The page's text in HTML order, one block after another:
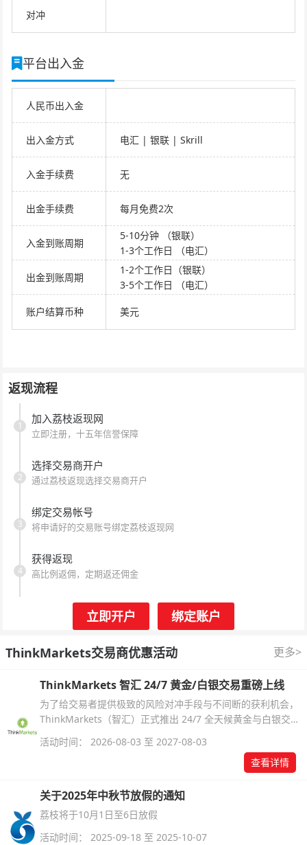
对冲
平台出入金
人民币出入金
出入金方式 电汇 | 银联 | Skrill
入金手续费 无
出金手续费 每月免费2次
入金到账周期
5-10分钟 （银联）
1-3个工作日 （电汇）
出金到账周期
1-2个工作日（银联）
3-5个工作日 （电汇）
账户结算币种 美元
返现流程
加入荔枝返现网
立即注册，十五年信誉保障
1
选择交易商开户
通过荔枝返现选择交易商开户
2
绑定交易帐号
将申请好的交易账号绑定荔枝返现网
3
获得返现
高比例返佣，定期返还佣金
4
立即开户 绑定账户
ThinkMarkets交易商优惠活动 更多>
ThinkMarkets 智汇 24/7 黄金/白银交易重磅上线
为了给交易者提供极致的风险对冲手段与不间断的获利机会，
ThinkMarkets（智汇）正式推出 24/7 全天候黄金与白银交
易！本文将为您详细拆解本次升级的核心交易品种、杠杆配
置、支持软件及交易细则。
活动时间： 2026-08-03 至 2027-08-03
查看详情
关于2025年中秋节放假的通知
荔枝将于10月1日至6日放假
活动时间： 2025-09-18 至 2025-10-07